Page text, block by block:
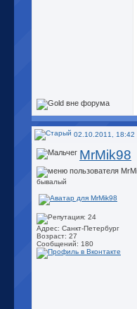
02.10.2011, 18:42
MrMik98
бывалый
Адрес: Санкт-Петербург
Возраст: 27
Сообщений: 180